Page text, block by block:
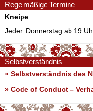
Regelmäßige Termine
Kneipe
Jeden Donnerstag ab 19
Selbstverständnis
» Selbstverständnis des
» Code of Conduct –